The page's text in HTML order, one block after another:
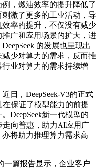
，燃油效率的提升降低了
激了更多的工业活动，导
率的提升，不仅没有减少
广和应用场景的扩大，进
的发展也呈现出
少对算力的需求，反而推
业对算力的需求持续增
，DeepSeek-V3的正式
保证了模型能力的前提
DeepSeek新一代模型的
向普惠，助力AI应用广
将助力推理算力需求高
篇报告显示，企业客户